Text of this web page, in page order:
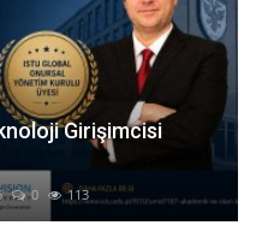
Girişimcisi
0 113